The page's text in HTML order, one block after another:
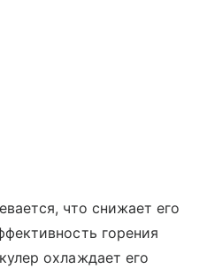
что снижает его
горения
охлаждает его